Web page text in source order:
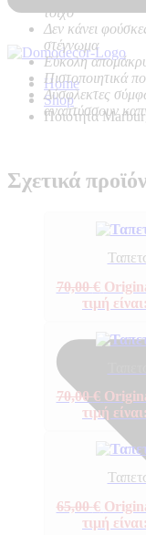
Home
Shop
Ποιοτητα
τοίχο
Δεν κάνει
στέγνωμα
Εύκολη
Πιστοποιητικά
Δύσφλεκτες
αναπτύσσουν
Σχετικά
70,00€
τιμή
70,00€
τιμή
65,00€
τιμή